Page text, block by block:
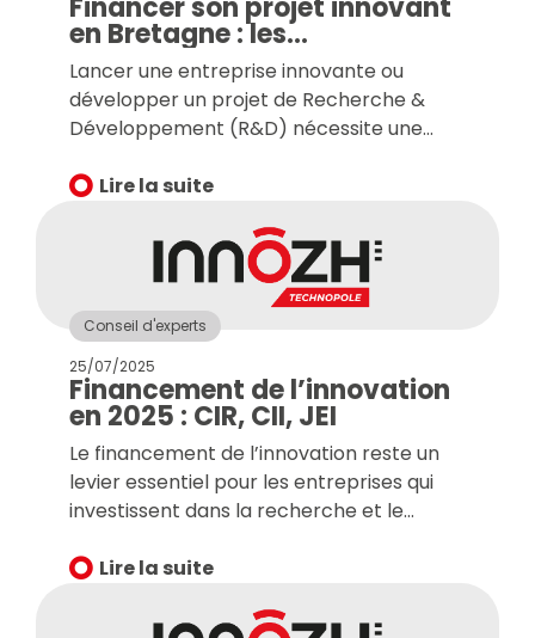
en Bretagne : les
fondamentaux pour partir du
bon pied
Lancer une entreprise innovante ou
développer un projet de Recherche &
Développement (R&D) nécessite une
l’amont. En Bretagne et sur le territoire
dispositifs disponibles offre de réelles
opportunités, à condition de respecter
une méthodologie précise et de solliciter
les bons leviers au bon moment. Retour
sur les fondamentaux partagés lors de
notre atelier Focus « Osez, Innovez ! » du 3
juin dernier pour construire une stratégie
de financement solide et cohérente.
Lire la suite
Conseil d'experts
25/07/2025
Financement de l’innovation
en 2025 : CIR, CII, JEI
Le financement de l’innovation reste un
levier essentiel pour les entreprises qui
investissent dans la recherche et le
évolutions législatives et fiscales viennent
Crédit d’Impôt Recherche (CIR), le Crédit
Lire la suite